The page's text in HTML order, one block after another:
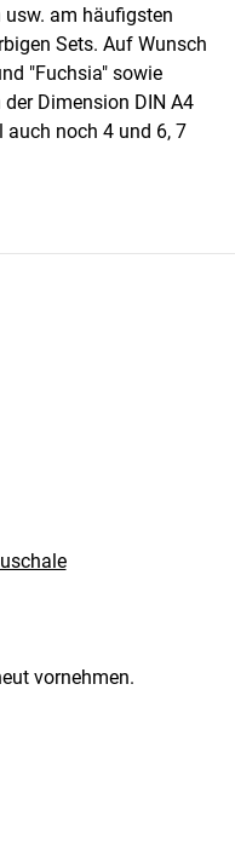
usw. am häufigsten
Sets. Auf Wunsch
"Fuchsia" sowie
Dimension DIN A4
auch noch 4 und 6, 7
vornehmen.